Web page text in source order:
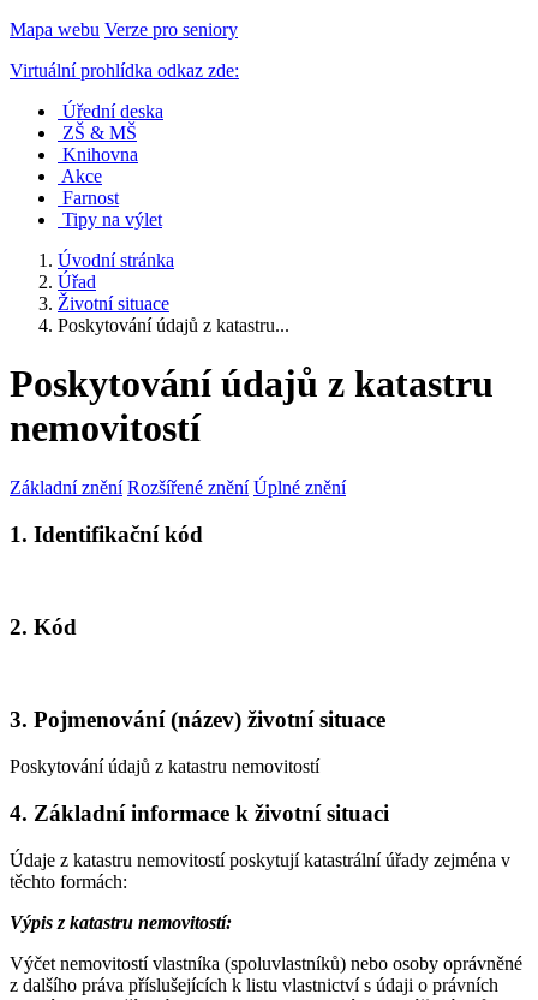
Mapa webu Verze pro seniory
Virtuální prohlídka odkaz zde:
Úřední deska
ZŠ & MŠ
Knihovna
Akce
Farnost
Tipy na výlet
Úvodní stránka
Úřad
Životní situace
Poskytování údajů z katastru...
Poskytování údajů z katastru
nemovitostí
Základní znění Rozšířené znění Úplné znění
1. Identifikační kód
2. Kód
3. Pojmenování (název) životní situace
Poskytování údajů z katastru nemovitostí
4. Základní informace k životní situaci
Údaje z katastru nemovitostí poskytují katastrální úřady zejména v
těchto formách:
Výpis z katastru nemovitostí:
Výčet nemovitostí vlastníka (spoluvlastníků) nebo osoby oprávněné
z dalšího práva příslušejících k listu vlastnictví s údaji o právních